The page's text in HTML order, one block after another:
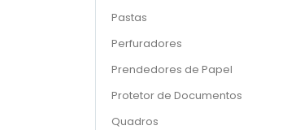
Pastas
Perfuradores
Prendedores de Papel
Protetor de Documentos
Quadros